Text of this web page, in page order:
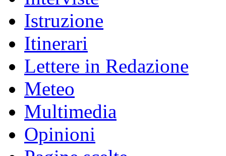
Istruzione
Itinerari
Lettere in Redazione
Meteo
Multimedia
Opinioni